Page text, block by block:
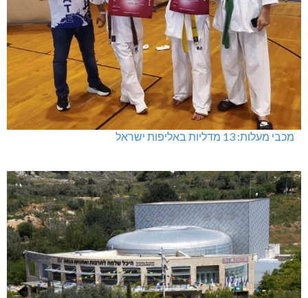
מכבי מעלות: 13 מדליות באליפות ישראל